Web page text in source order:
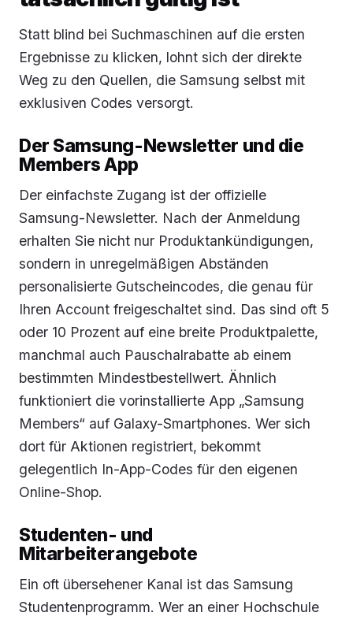
Statt blind bei Suchmaschinen auf die ersten
Ergebnisse zu klicken, lohnt sich der direkte
Weg zu den Quellen, die Samsung selbst mit
exklusiven Codes versorgt.
Der Samsung-Newsletter und die
Members App
Der einfachste Zugang ist der offizielle
Samsung-Newsletter. Nach der Anmeldung
erhalten Sie nicht nur Produktankündigungen,
sondern in unregelmäßigen Abständen
personalisierte Gutscheincodes, die genau für
Ihren Account freigeschaltet sind. Das sind oft 5
oder 10 Prozent auf eine breite Produktpalette,
manchmal auch Pauschalrabatte ab einem
bestimmten Mindestbestellwert. Ähnlich
funktioniert die vorinstallierte App „Samsung
Members“ auf Galaxy-Smartphones. Wer sich
dort für Aktionen registriert, bekommt
gelegentlich In-App-Codes für den eigenen
Online-Shop.
Studenten- und
Mitarbeiterangebote
Ein oft übersehener Kanal ist das Samsung
Studentenprogramm. Wer an einer Hochschule